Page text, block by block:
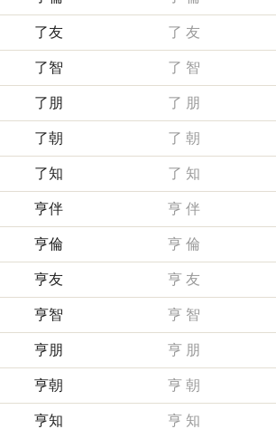
了友 了 友
了智 了 智
了朋 了 朋
了朝 了 朝
了知 了 知
亨伴 亨 伴
亨倫 亨 倫
亨友 亨 友
亨智 亨 智
亨朋 亨 朋
亨朝 亨 朝
亨知 亨 知